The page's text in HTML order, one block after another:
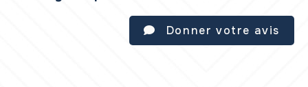
Donner votre avis